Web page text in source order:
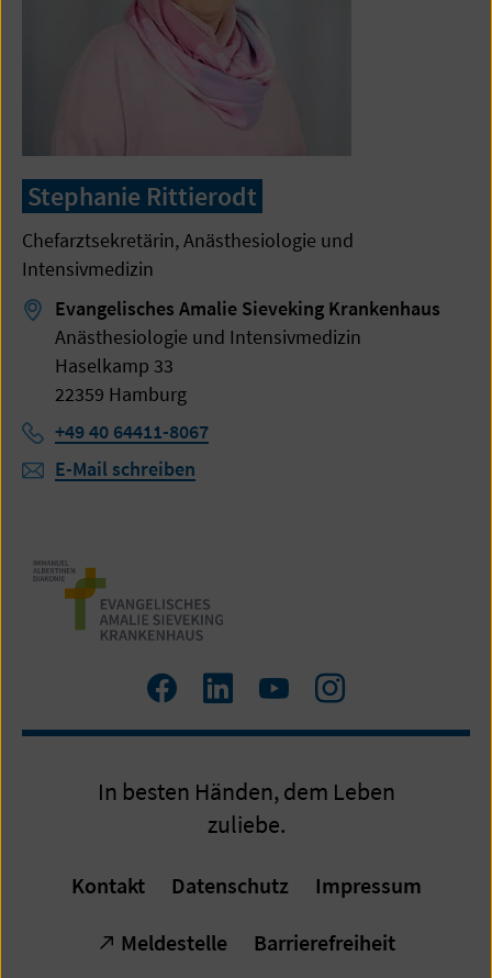
Stephanie Rittierodt
Chefarztsekretärin, Anästhesiologie und
Intensivmedizin
Evangelisches Amalie Sieveking Krankenhaus
Anästhesiologie und Intensivmedizin
Haselkamp 33
22359 Hamburg
Telefon:
+49 40 64411-8067
E-Mail schreiben
Zum
Facebook
Zum
LinkedIn
Zum
YouTube
Zum
Instagram
In besten Händen, dem Leben
zuliebe.
Kontakt Datenschutz Impressum
Meldestelle Barrierefreiheit